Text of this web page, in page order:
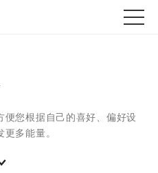
您根据自己的喜好、偏好设
多能量。